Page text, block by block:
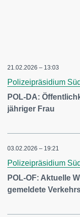
21.02.2026 – 13:03
Polizeipräsidium
POL-DA:
jähriger Frau
03.02.2026 – 19:21
Polizeipräsidium
POL-OF: Aktuelle
gemeldete